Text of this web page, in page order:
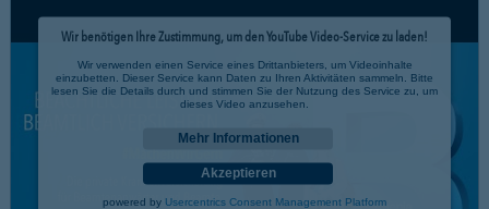
Wir benötigen Ihre Zustimmung, um den YouTube Video-Service zu laden!
Wir verwenden einen Service eines Drittanbieters, um Videoinhalte
einzubetten. Dieser Service kann Daten zu Ihren Aktivitäten sammeln. Bitte
lesen Sie die Details durch und stimmen Sie der Nutzung des Service zu, um
dieses Video anzusehen.
Mehr Informationen
Akzeptieren
powered by Usercentrics Consent Management Platform